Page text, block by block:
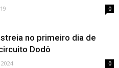
0
no primeiro dia de
Dodô
0